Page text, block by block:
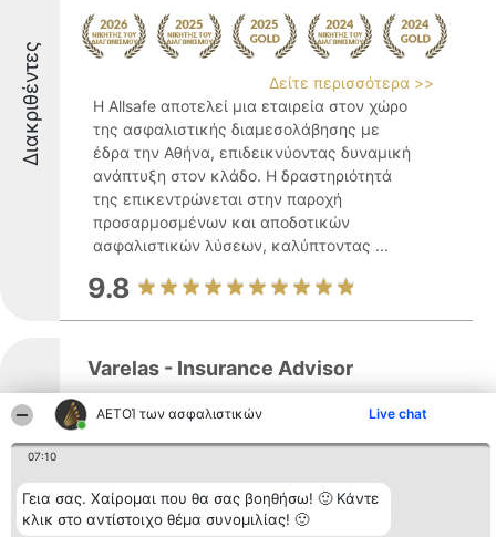
ΑΕΤΟΊ των ασφαλιστικών Live chat
07:10
Γεια σας. Χαίρομαι που θα σας βοηθήσω! 🙂 Κάντε
κλικ στο αντίστοιχο θέμα συνομιλίας! 🙂
Διακριθέντες
Δείτε περισσότερα >>
Η Allsafe αποτελεί μια εταιρεία στον χώρο
της ασφαλιστικής διαμεσολάβησης με
έδρα την Αθήνα, επιδεικνύοντας δυναμική
ανάπτυξη στον κλάδο. Η δραστηριότητά
της επικεντρώνεται στην παροχή
προσαρμοσμένων και αποδοτικών
ασφαλιστικών λύσεων, καλύπτοντας ...
9.8
Διακριθέντες
Varelas - Insurance Advisor
Ο Βαρελάς Κωνσταντίνος καταξιώνεται
ως ασφαλιστικός σύμβουλος με